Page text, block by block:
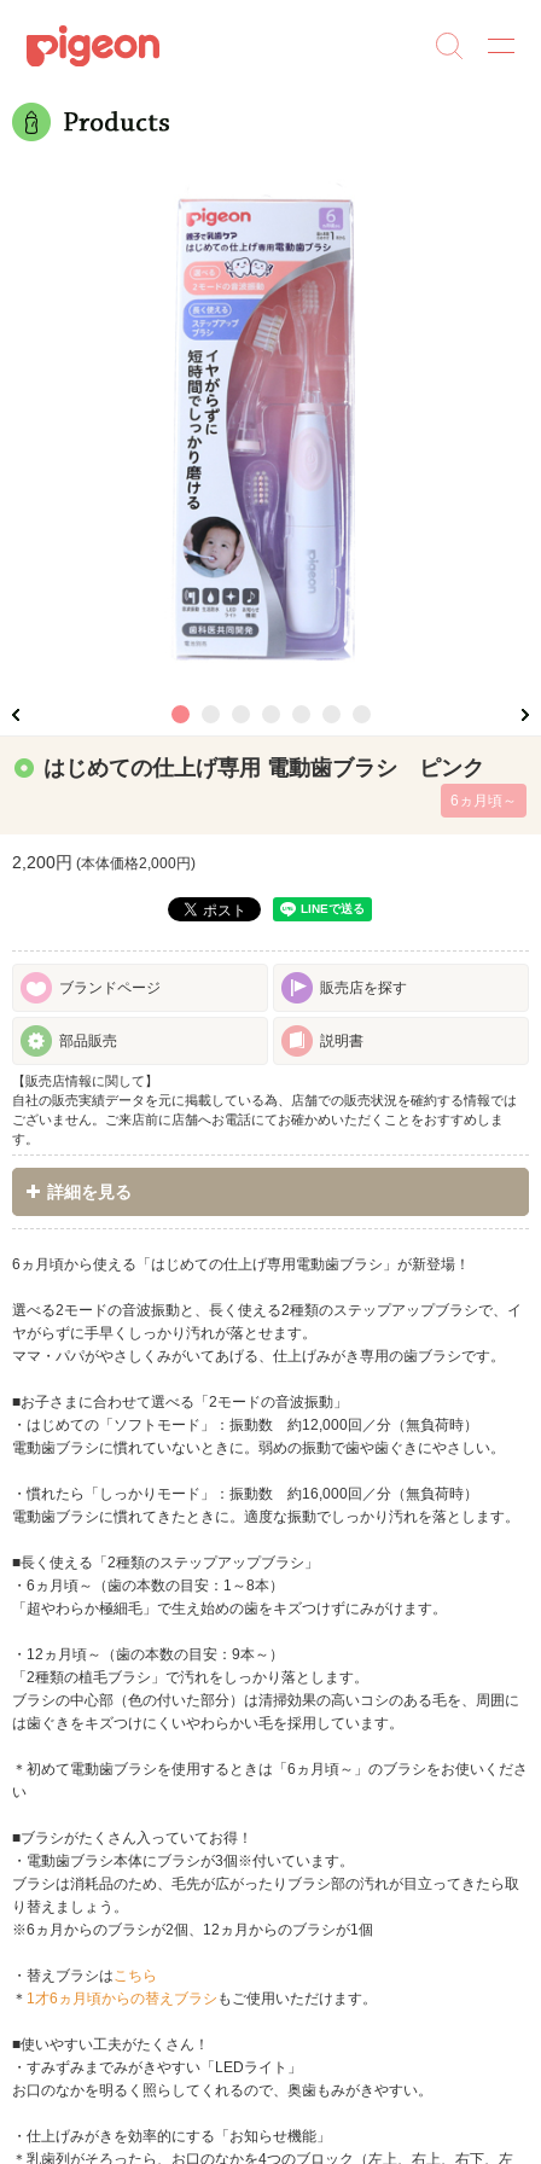
はじめての仕上げ専用 電動歯ブラシ ピンク
6ヵ月頃～
2,200円 (本体価格2,000円)
ブランドページ 販売店を探す
部品販売 説明書
【販売店情報に関して】
自社の販売実績データを元に掲載している為、店舗での販売状況を確約する情報では
ございません。ご来店前に店舗へお電話にてお確かめいただくことをおすすめしま
す。
詳細を見る
6ヵ月頃から使える「はじめての仕上げ専用電動歯ブラシ」が新登場！
選べる2モードの音波振動と、長く使える2種類のステップアップブラシで、イ
ヤがらずに手早くしっかり汚れが落とせます。
ママ・パパがやさしくみがいてあげる、仕上げみがき専用の歯ブラシです。
■お子さまに合わせて選べる「2モードの音波振動」
・はじめての「ソフトモード」：振動数 約12,000回／分（無負荷時）
電動歯ブラシに慣れていないときに。弱めの振動で歯や歯ぐきにやさしい。
・慣れたら「しっかりモード」：振動数 約16,000回／分（無負荷時）
電動歯ブラシに慣れてきたときに。適度な振動でしっかり汚れを落とします。
■長く使える「2種類のステップアップブラシ」
・6ヵ月頃～（歯の本数の目安：1～8本）
「超やわらか極細毛」で生え始めの歯をキズつけずにみがけます。
・12ヵ月頃～（歯の本数の目安：9本～）
「2種類の植毛ブラシ」で汚れをしっかり落とします。
ブラシの中心部（色の付いた部分）は清掃効果の高いコシのある毛を、周囲に
は歯ぐきをキズつけにくいやわらかい毛を採用しています。
＊初めて電動歯ブラシを使用するときは「6ヵ月頃～」のブラシをお使いくださ
い
■ブラシがたくさん入っていてお得！
・電動歯ブラシ本体にブラシが3個※付いています。
ブラシは消耗品のため、毛先が広がったりブラシ部の汚れが目立ってきたら取
り替えましょう。
※6ヵ月からのブラシが2個、12ヵ月からのブラシが1個
・替えブラシはこちら
＊ 1才6ヵ月頃からの替えブラシ もご使用いただけます。
■使いやすい工夫がたくさん！
・すみずみまでみがきやすい「LEDライト」
お口のなかを明るく照らしてくれるので、奥歯もみがきやすい。
・仕上げみがきを効率的にする「お知らせ機能」
＊乳歯列がそろったら、お口のなかを4つのブロック（左上、右上、右下、左